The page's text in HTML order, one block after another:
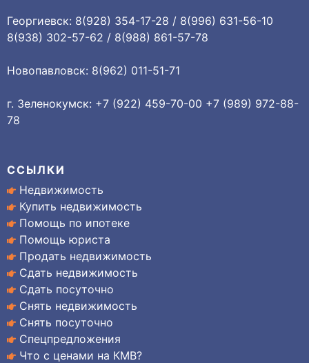
Георгиевск: 8(928) 354-17-28 / 8(996) 631-56-10
8(938) 302-57-62 / 8(988) 861-57-78
Новопавловск: 8(962) 011-51-71
г. Зеленокумск: +7 (922) 459-70-00 +7 (989) 972-88-
78
ССЫЛКИ
Недвижимость
Купить недвижимость
Помощь по ипотеке
Помощь юриста
Продать недвижимость
Сдать недвижимость
Сдать посуточно
Снять недвижимость
Снять посуточно
Спецпредложения
Что с ценами на КМВ?